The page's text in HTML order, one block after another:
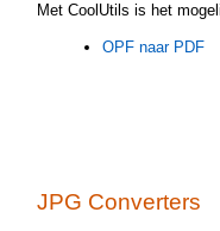
Met CoolUtils is het
OPF naar PDF
JPG Converters